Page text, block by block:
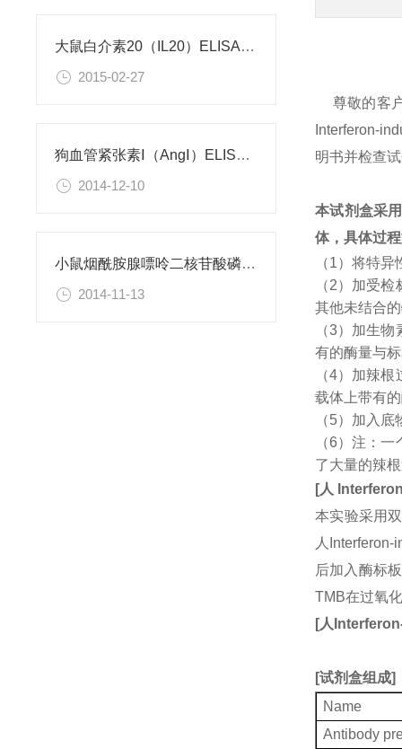
大鼠白介素20（IL20）ELISA试剂盒
2015-02-27
狗血管紧张素Ⅰ（AngⅠ）ELISA试剂盒
2014-12-10
小鼠烟酰胺腺嘌呤二核苷酸磷酸（NADPH）检测试剂盒
2014-11-13
尊敬的客
Interferon-
明书并检查
本试剂盒采
体，具体过
（1）将特
（2）加受
其他未结合
（3）加生
有的酶量与
（4）加辣
载体上带有
（5）加入
（6）注：
了大量的辣
[人
本实验采用
人
后加入酶标
TMB在过氧
[人
[试剂盒组成]
Name
Antibody